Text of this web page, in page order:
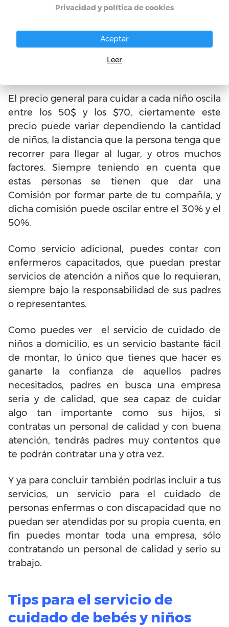
tener cada trabajador, pues, en esta clase de
poco concurridos, por eso es importante tener
en cuenta sí que trabajador podría estar
disponible en ese horario y cuánto podría
El precio general para cuidar a cada niño oscila
entre los 50$ y los $70, ciertamente este
precio puede variar dependiendo la cantidad
de niños, la distancia que la persona tenga que
recorrer para llegar al lugar, y otros muchos
factores. Siempre teniendo en cuenta que
estas personas se tienen que dar una
Comisión por formar parte de tu compañía, y
dicha comisión puede oscilar entre el 30% y el
50%.
Como servicio adicional, puedes contar con
enfermeros capacitados, que puedan prestar
servicios de atención a niños que lo requieran,
siempre bajo la responsabilidad de sus padres
o representantes.
Como puedes ver el servicio de cuidado de
niños a domicilio, es un servicio bastante fácil
de montar, lo único que tienes que hacer es
ganarte la confianza de aquellos padres
necesitados, padres en busca una empresa
seria y de calidad, que sea capaz de cuidar
algo tan importante como sus hijos, si
contratas un personal de calidad y con buena
atención, tendrás padres muy contentos que
te podrán contratar una y otra vez.
Y ya para concluir también podrías incluir a tus
servicios, un servicio para el cuidado de
personas enfermas o con discapacidad que no
puedan ser atendidas por su propia cuenta, en
fin puedes montar toda una empresa, sólo
contratando un personal de calidad y serio su
trabajo.
Tips para el servicio de
cuidado de bebés y niños
Privacidad y política de cookies
Aceptar
Leer